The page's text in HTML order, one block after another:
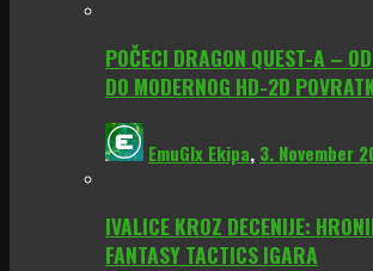
POČECI DRAGON QUEST-A –
DO MODERNOG HD-2D
EmuGlx Ekipa, 3. November
IVALICE KROZ DECENIJE:
FANTASY TACTICS IGARA